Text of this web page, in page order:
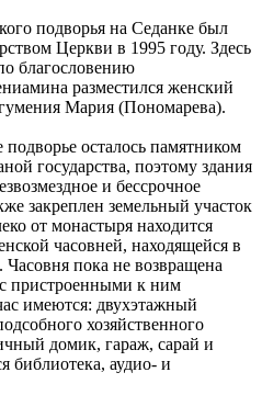
подворья на Седанке был
Церкви в 1995 году. Здесь
благословению
разместился женский
Мария (Пономарева).
осталось памятником
государства, поэтому здания
и бессрочное
закреплен земельный участок
от монастыря находится
часовней, находящейся в
пока не возвращена
пристроенными к ним
имеются: двухэтажный
хозяйственного
домик, гараж, сарай и
библиотека, аудио- и